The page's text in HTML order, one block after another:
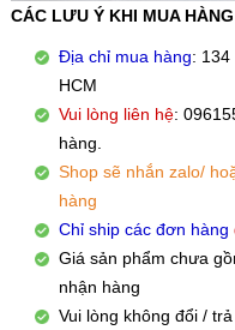
CÁC LƯU Ý KHI MUA HÀNG
Địa chỉ mua hàng: 134
HCM
Vui lòng liên hệ:
hàng.
Shop sẽ nhắn zalo/
hàng
Chỉ ship các đơn hàng
Giá sản phẩm chưa
nhận hàng
Vui lòng không đổi /